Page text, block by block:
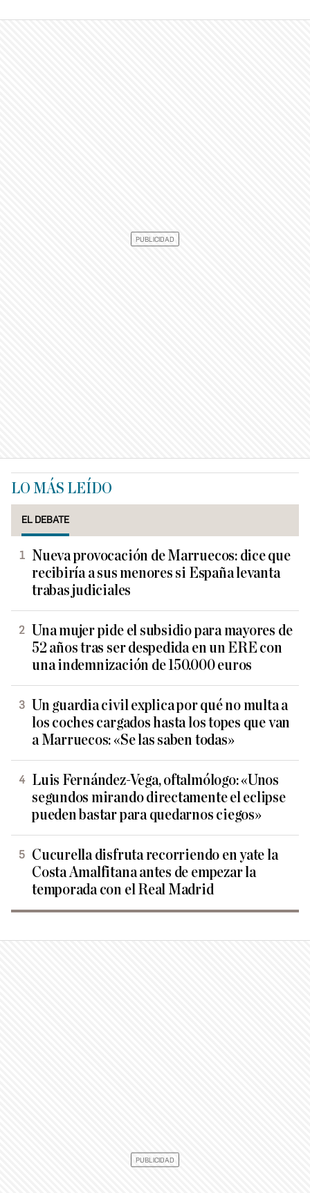
LO MÁS LEÍDO
EL DEBATE
Nueva provocación de Marruecos: dice que
recibiría a sus menores si España levanta
trabas judiciales
Una mujer pide el subsidio para mayores de
52 años tras ser despedida en un ERE con
una indemnización de 150.000 euros
Un guardia civil explica por qué no multa a
los coches cargados hasta los topes que van
a Marruecos: «Se las saben todas»
Luis Fernández-Vega, oftalmólogo: «Unos
segundos mirando directamente el eclipse
pueden bastar para quedarnos ciegos»
Cucurella disfruta recorriendo en yate la
Costa Amalfitana antes de empezar la
temporada con el Real Madrid